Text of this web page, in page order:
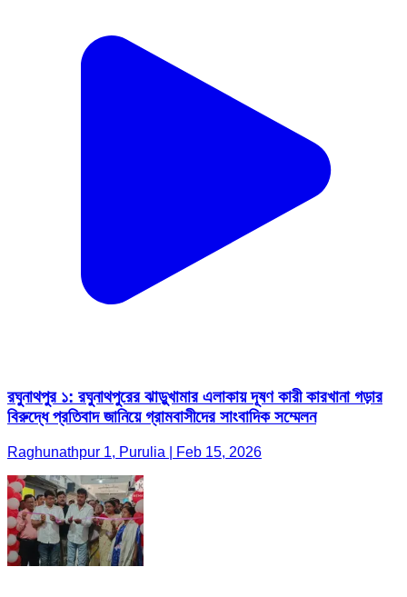
রঘুনাথপুর ১: রঘুনাথপুরের ঝাড়ুখামার এলাকায় দূষণ কারী কারখানা গড়ার
বিরুদ্ধে প্রতিবাদ জানিয়ে গ্রামবাসীদের সাংবাদিক সম্মেলন
Raghunathpur 1, Purulia | Feb 15, 2026